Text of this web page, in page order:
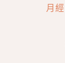
月經